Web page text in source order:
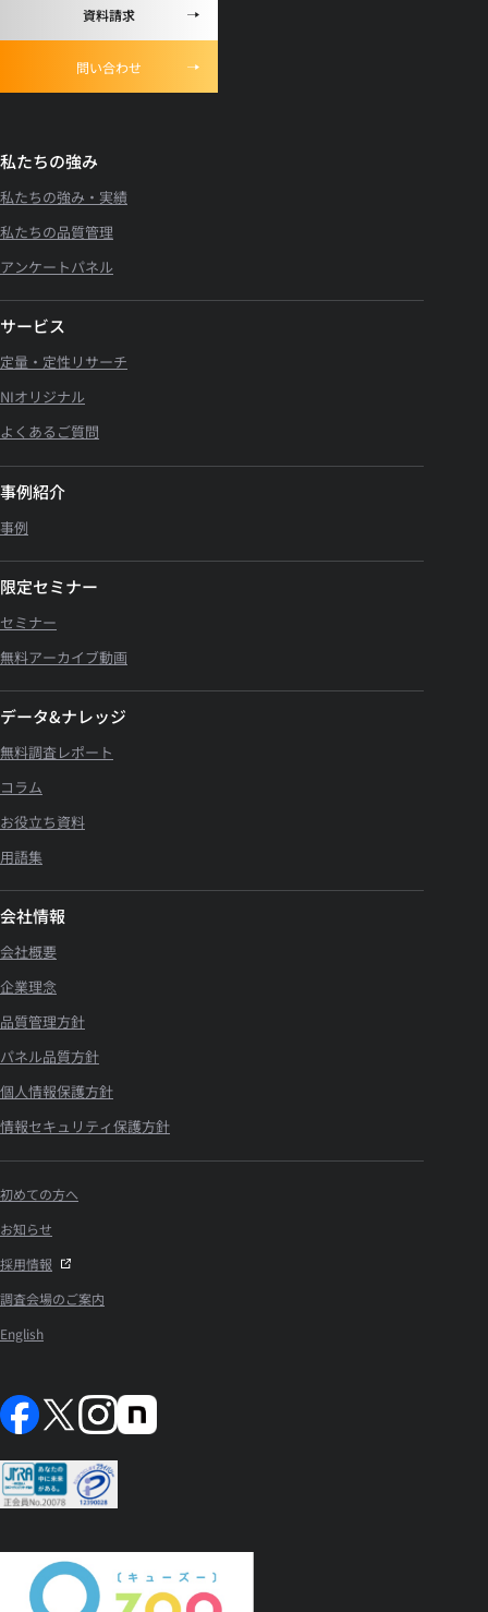
資料請求
問い合わせ
私たちの強み
私たちの強み・実績
私たちの品質管理
アンケートパネル
サービス
定量・定性リサーチ
NIオリジナル
よくあるご質問
事例紹介
事例
限定セミナー
セミナー
無料アーカイブ動画
データ&ナレッジ
無料調査レポート
コラム
お役立ち資料
用語集
会社情報
会社概要
企業理念
品質管理方針
パネル品質方針
個人情報保護方針
情報セキュリティ保護方針
初めての方へ
お知らせ
採用情報
調査会場のご案内
English